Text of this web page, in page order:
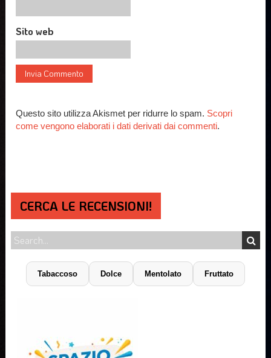
Sito web
Questo sito utilizza Akismet per ridurre lo spam. Scopri
come vengono elaborati i dati derivati dai commenti.
CERCA LE RECENSIONI!
Tabaccoso Dolce Mentolato Fruttato